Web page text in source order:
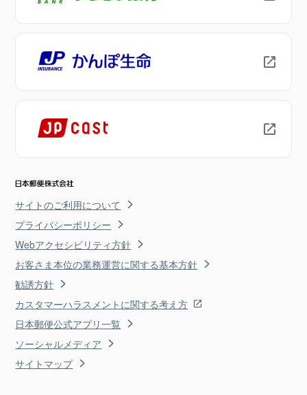
サイトのご利用について
プライバシーポリシー
Webアクセシビリティ方針
お客さま本位の業務運営に関する基本方針
勧誘方針
カスタマーハラスメントに関する考え方
日本郵便公式アプリ一覧
ソーシャルメディア
サイトマップ